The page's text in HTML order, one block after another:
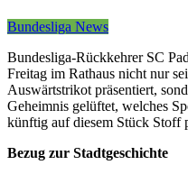
Bundesliga News
Bundesliga-Rückkehrer SC
Freitag im Rathaus nicht nur
Auswärtstrikot präsentiert,
Geheimnis gelüftet, welches
künftig auf diesem Stück Stoff
Bezug zur Stadtgeschichte